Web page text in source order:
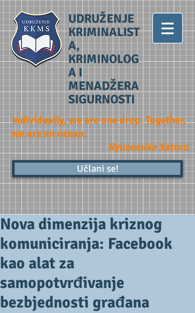
UDRUŽENJE
KRIMINALIST
A,
KRIMINOLOG
A I
MENADŽERA
SIGURNOSTI
Individually, we are one drop. Together,
we are an ocean.
Ryunosuke Satoro
Učlani se!
Nova dimenzija kriznog
komuniciranja: Facebook
kao alat za
samopotvrđivanje
bezbjednosti građana